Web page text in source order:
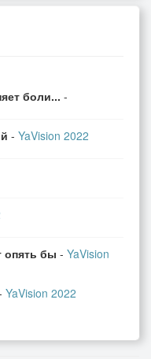
боли... -
- YaVision 2022
опять бы - YaVision
YaVision 2022